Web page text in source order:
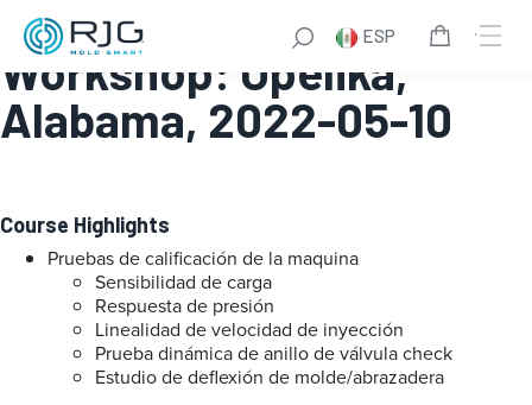
ESP
DECOUPLED MOLDING®
Workshop: Opelika,
Alabama, 2022-05-10
Course Highlights
Pruebas de calificación de la maquina
Sensibilidad de carga
Respuesta de presión
Linealidad de velocidad de inyección
Prueba dinámica de anillo de válvula check
Estudio de deflexión de molde/abrazadera